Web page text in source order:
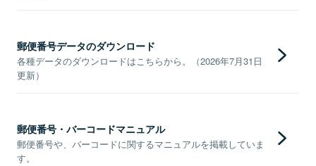
郵便番号データのダウンロード
各種データのダウンロードはこちらから。（2026年7月31日
更新）
郵便番号・バーコードマニュアル
郵便番号や、バーコードに関するマニュアルを掲載していま
す。